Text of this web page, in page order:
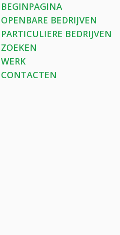
BEGINPAGINA
OPENBARE BEDRIJVEN
PARTICULIERE BEDRIJVEN
ZOEKEN
WERK
CONTACTEN